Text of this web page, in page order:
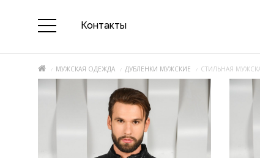
Контакты
МУЖСКАЯ ОДЕЖДА ДУБЛЕНКИ МУЖСКИЕ СТИЛЬНАЯ